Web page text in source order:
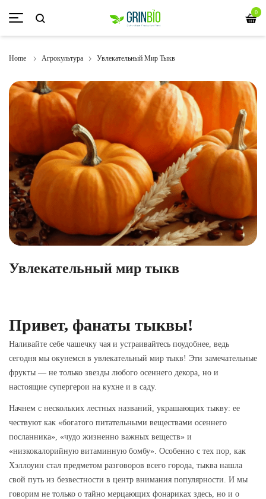
0
Home Агрокультура Увлекательный Мир Тыкв
Увлекательный мир тыкв
Привет, фанаты тыквы!
Наливайте себе чашечку чая и устраивайтесь поудобнее, ведь
сегодня мы окунемся в увлекательный мир тыкв! Эти замечательные
фрукты — не только звезды любого осеннего декора, но и
настоящие супергерои на кухне и в саду.
Начнем с нескольких лестных названий, украшающих тыкву: ее
чествуют как «богатого питательными веществами осеннего
посланника», «чудо жизненно важных веществ» и
«низкокалорийную витаминную бомбу». Особенно с тех пор, как
Хэллоуин стал предметом разговоров всего города, тыква нашла
свой путь из безвестности в центр внимания популярности. И мы
говорим не только о тайно мерцающих фонариках здесь, но и о